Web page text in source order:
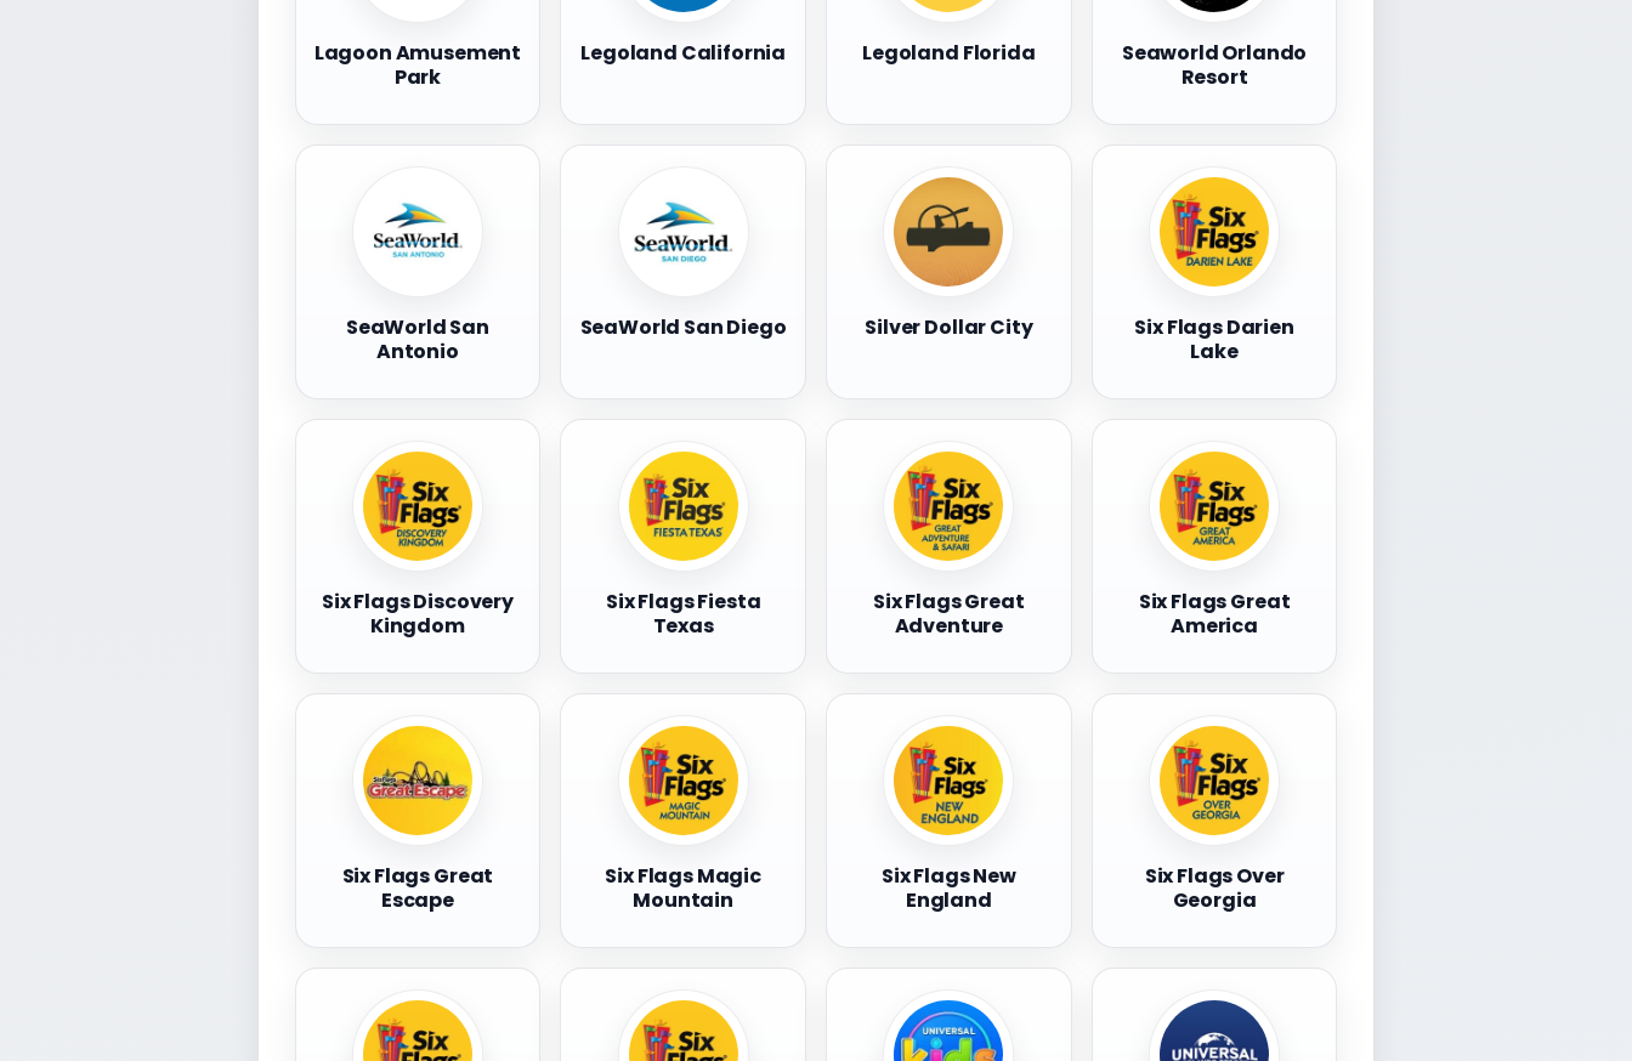
Lagoon Amusement
Park
Legoland California Legoland Florida
Seaworld Orlando
Resort
SeaWorld San
Antonio
SeaWorld San Diego Silver Dollar City
Six Flags Darien
Lake
Six Flags Discovery
Kingdom
Six Flags Fiesta
Texas
Six Flags Great
Adventure
Six Flags Great
America
Six Flags Great
Escape
Six Flags Magic
Mountain
Six Flags New
England
Six Flags Over
Georgia